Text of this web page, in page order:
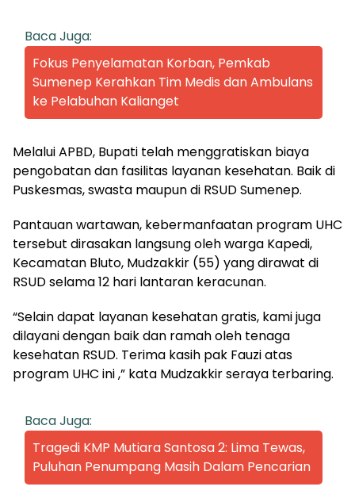
Baca Juga:
Fokus Penyelamatan Korban, Pemkab
Sumenep Kerahkan Tim Medis dan Ambulans
ke Pelabuhan Kalianget
Melalui APBD, Bupati telah menggratiskan biaya
pengobatan dan fasilitas layanan kesehatan. Baik di
Puskesmas, swasta maupun di RSUD Sumenep.
Pantauan wartawan, kebermanfaatan program UHC
tersebut dirasakan langsung oleh warga Kapedi,
Kecamatan Bluto, Mudzakkir (55) yang dirawat di
RSUD selama 12 hari lantaran keracunan.
“Selain dapat layanan kesehatan gratis, kami juga
dilayani dengan baik dan ramah oleh tenaga
kesehatan RSUD. Terima kasih pak Fauzi atas
program UHC ini ,” kata Mudzakkir seraya terbaring.
Baca Juga:
Tragedi KMP Mutiara Santosa 2: Lima Tewas,
Puluhan Penumpang Masih Dalam Pencarian